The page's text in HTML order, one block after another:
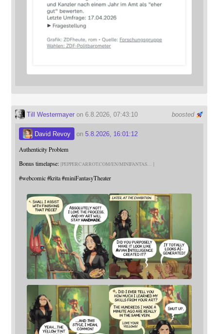
boosted
Till Westermayeron 6.8.2026, 07:43:10
David Revoy on 5.8.2026, 16:01:12
Authenticity Problem
Bonus timelapse: PEPPERCARROT.COM/EN/MINIFANTAS
#webcomic #krita #miniFantasyTheater